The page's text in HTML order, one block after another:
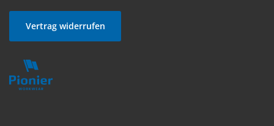
Vertrag widerrufen